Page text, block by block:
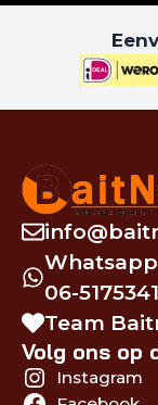
06-
Team
Volg ons op
Instagram